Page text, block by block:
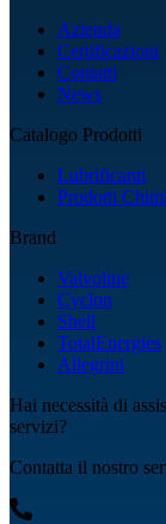
Azienda
Certificazioni
Contatti
News
Catalogo Prodotti
Lubrificanti
Prodotti
Brand
Valvoline
Cyclon
Shell
TotalEnergies
Allegrini
Hai necessità di
servizi?
Contatta il nostro